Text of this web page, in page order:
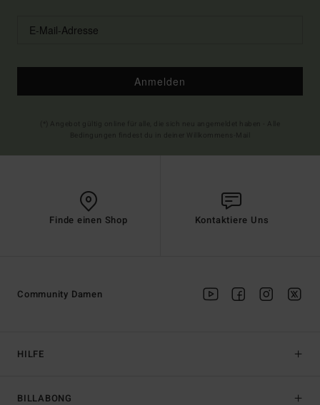
Anmelden
Finde einen Shop Kontaktiere Uns
HILFE
BILLABONG
Community Damen